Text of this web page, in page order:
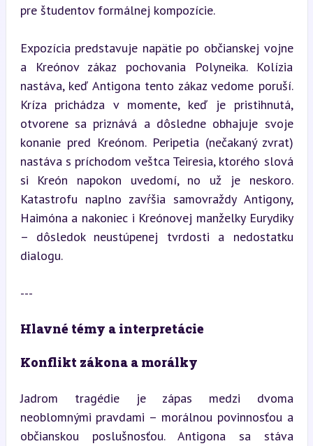
pre študentov formálnej kompozície.
Expozícia predstavuje napätie po občianskej vojne
a Kreónov zákaz pochovania Polyneika. Kolízia
nastáva, keď Antigona tento zákaz vedome poruší.
Kríza prichádza v momente, keď je pristihnutá,
otvorene sa priznává a dôsledne obhajuje svoje
konanie pred Kreónom. Peripetia (nečakaný zvrat)
nastáva s príchodom veštca Teiresia, ktorého slová
si Kreón napokon uvedomí, no už je neskoro.
Katastrofu naplno zavŕšia samovraždy Antigony,
Haimóna a nakoniec i Kreónovej manželky Eurydiky
– dôsledok neustúpenej tvrdosti a nedostatku
dialogu.
---
Hlavné témy a interpretácie
Konflikt zákona a morálky
Jadrom tragédie je zápas medzi dvoma
neoblomnými pravdami – morálnou povinnosťou a
občianskou poslušnosťou. Antigona sa stáva